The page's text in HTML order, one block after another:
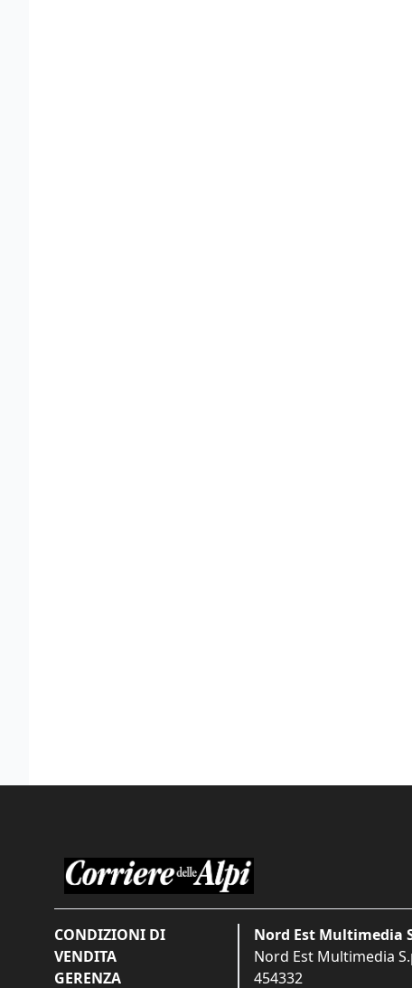
CONDIZIONI DI
VENDITA
GERENZA
Nord Est Multimedia
Nord Est Multimedia
454332